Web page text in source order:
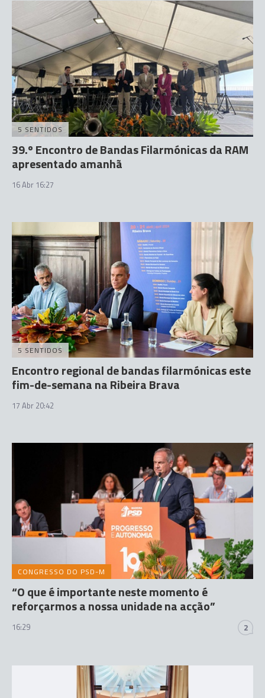
5 SENTIDOS
39.º Encontro de Bandas Filarmónicas da RAM
apresentado amanhã
16 Abr 16:27
5 SENTIDOS
Encontro regional de bandas filarmónicas este
fim-de-semana na Ribeira Brava
17 Abr 20:42
CONGRESSO DO PSD-M
“O que é importante neste momento é
reforçarmos a nossa unidade na acção”
16:29 2